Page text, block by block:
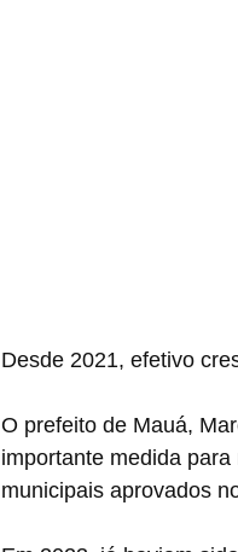
Desde 2021, efetivo
O prefeito de Mauá,
importante medida
municipais aprovados